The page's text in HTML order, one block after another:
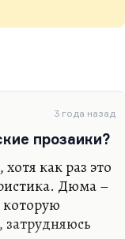
3 года назад
прозаики?
как раз это
Дюма –
затрудняюсь